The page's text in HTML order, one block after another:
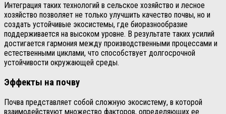
Интеграция таких технологий в сельское хозяйство и лесное
хозяйство позволяет не только улучшить качество почвы, но и
создать устойчивые экосистемы, где биоразнообразие
поддерживается на высоком уровне. В результате таких усилий
достигается гармония между производственными процессами и
естественными циклами, что способствует долгосрочной
устойчивости окружающей среды.
Эффекты на почву
Почва представляет собой сложную экосистему, в которой
взаимодействуют множество факторов, определяющих ее